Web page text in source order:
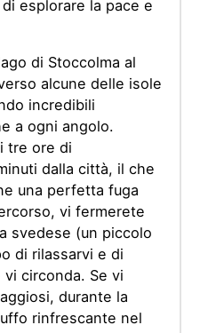
esplorare la pace e
di Stoccolma al
alcune delle isole
incredibili
a ogni angolo.
tre ore di
dalla città, il che
una perfetta fuga
vi fermerete
svedese (un piccolo
di rilassarvi e di
circonda. Se vi
durante la
rinfrescante nel